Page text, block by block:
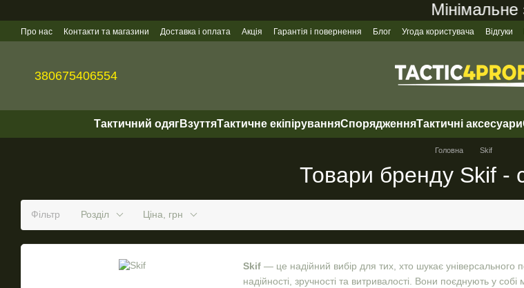
Мінімальне
Про нас Контакти та магазини Доставка і оплата Акція Гарантія і повернення Блог Угода користувача Відгуки
380675406554
Тактичний одягВзуттяТактичне екіпіруванняСпорядженняТактичні аксесуари
Головна Skif
Товари бренду Skif -
Фільтр Розділ Ціна, грн
Skif— це надійний вибір для тих, хто шукає універсального
надійності, зручності та витривалості. Вони поєднують у